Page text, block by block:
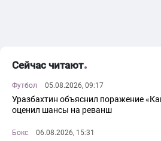
Сейчас читают
Футбол 05.08.2026, 09:17
Уразбахтин объяснил поражение
оценил шансы на реванш
Бокс 06.08.2026, 15:31